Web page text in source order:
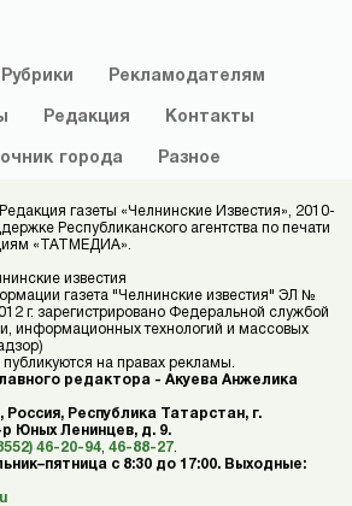
Рубрики Рекламодателям
Редакция Контакты
города Разное
газеты «Челнинские Известия», 2010-
Республиканского агентства по печати
«ТАТМЕДИА».
известия
газета "Челнинские известия" ЭЛ №
г. зарегистрировано Федеральной службой
информационных технологий и массовых
на правах рекламы.
редактора - Акуева Анжелика
Россия, Республика Татарстан, г.
Юных Ленинцев, д. 9.
46-20-94 46-88-27
с 8:30 до 17:00. Выходные: